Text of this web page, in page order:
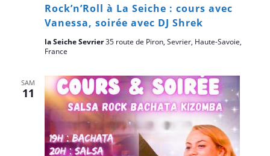
Rock’n’Roll à La Seiche : cours avec
Vanessa, soirée avec DJ Shrek
la Seiche Sevrier35 route de Piron, Sevrier, Haute-Savoie,
France
SAM
11